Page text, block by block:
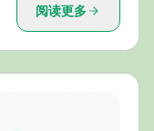
阅读更多